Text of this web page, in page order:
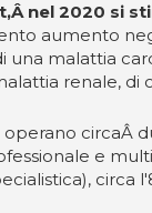
nel 2020 si
aumento
malattia
renale, di
circaÂ
e
circa